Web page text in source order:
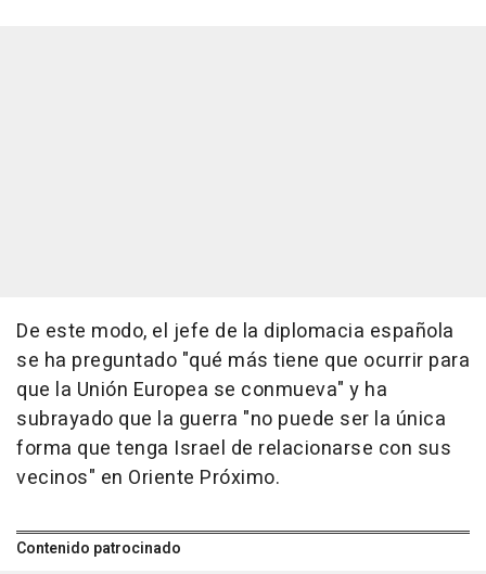
De este modo, el jefe de la diplomacia española
se ha preguntado "qué más tiene que ocurrir para
que la Unión Europea se conmueva" y ha
subrayado que la guerra "no puede ser la única
forma que tenga Israel de relacionarse con sus
vecinos" en Oriente Próximo.
Contenido patrocinado